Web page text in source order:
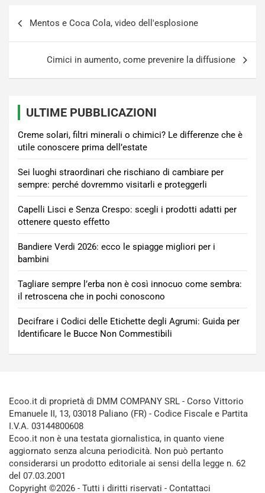
Mentos e Coca Cola, video dell'esplosione
Cimici in aumento, come prevenire la diffusione
ULTIME PUBBLICAZIONI
Creme solari, filtri minerali o chimici? Le differenze che è
utile conoscere prima dell’estate
Sei luoghi straordinari che rischiano di cambiare per
sempre: perché dovremmo visitarli e proteggerli
Capelli Lisci e Senza Crespo: scegli i prodotti adatti per
ottenere questo effetto
Bandiere Verdi 2026: ecco le spiagge migliori per i
bambini
Tagliare sempre l’erba non è così innocuo come sembra:
il retroscena che in pochi conoscono
Decifrare i Codici delle Etichette degli Agrumi: Guida per
Identificare le Bucce Non Commestibili
Ecoo.it di proprietà di DMM COMPANY SRL - Corso Vittorio
Emanuele II, 13, 03018 Paliano (FR) - Codice Fiscale e Partita
I.V.A. 03144800608
Ecoo.it non è una testata giornalistica, in quanto viene
aggiornato senza alcuna periodicità. Non può pertanto
considerarsi un prodotto editoriale ai sensi della legge n. 62
del 07.03.2001
Copyright ©2026 - Tutti i diritti riservati - Contattaci